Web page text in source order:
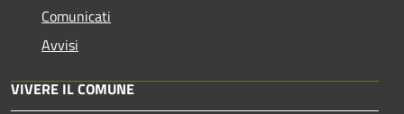
Comunicati
Avvisi
VIVERE IL COMUNE